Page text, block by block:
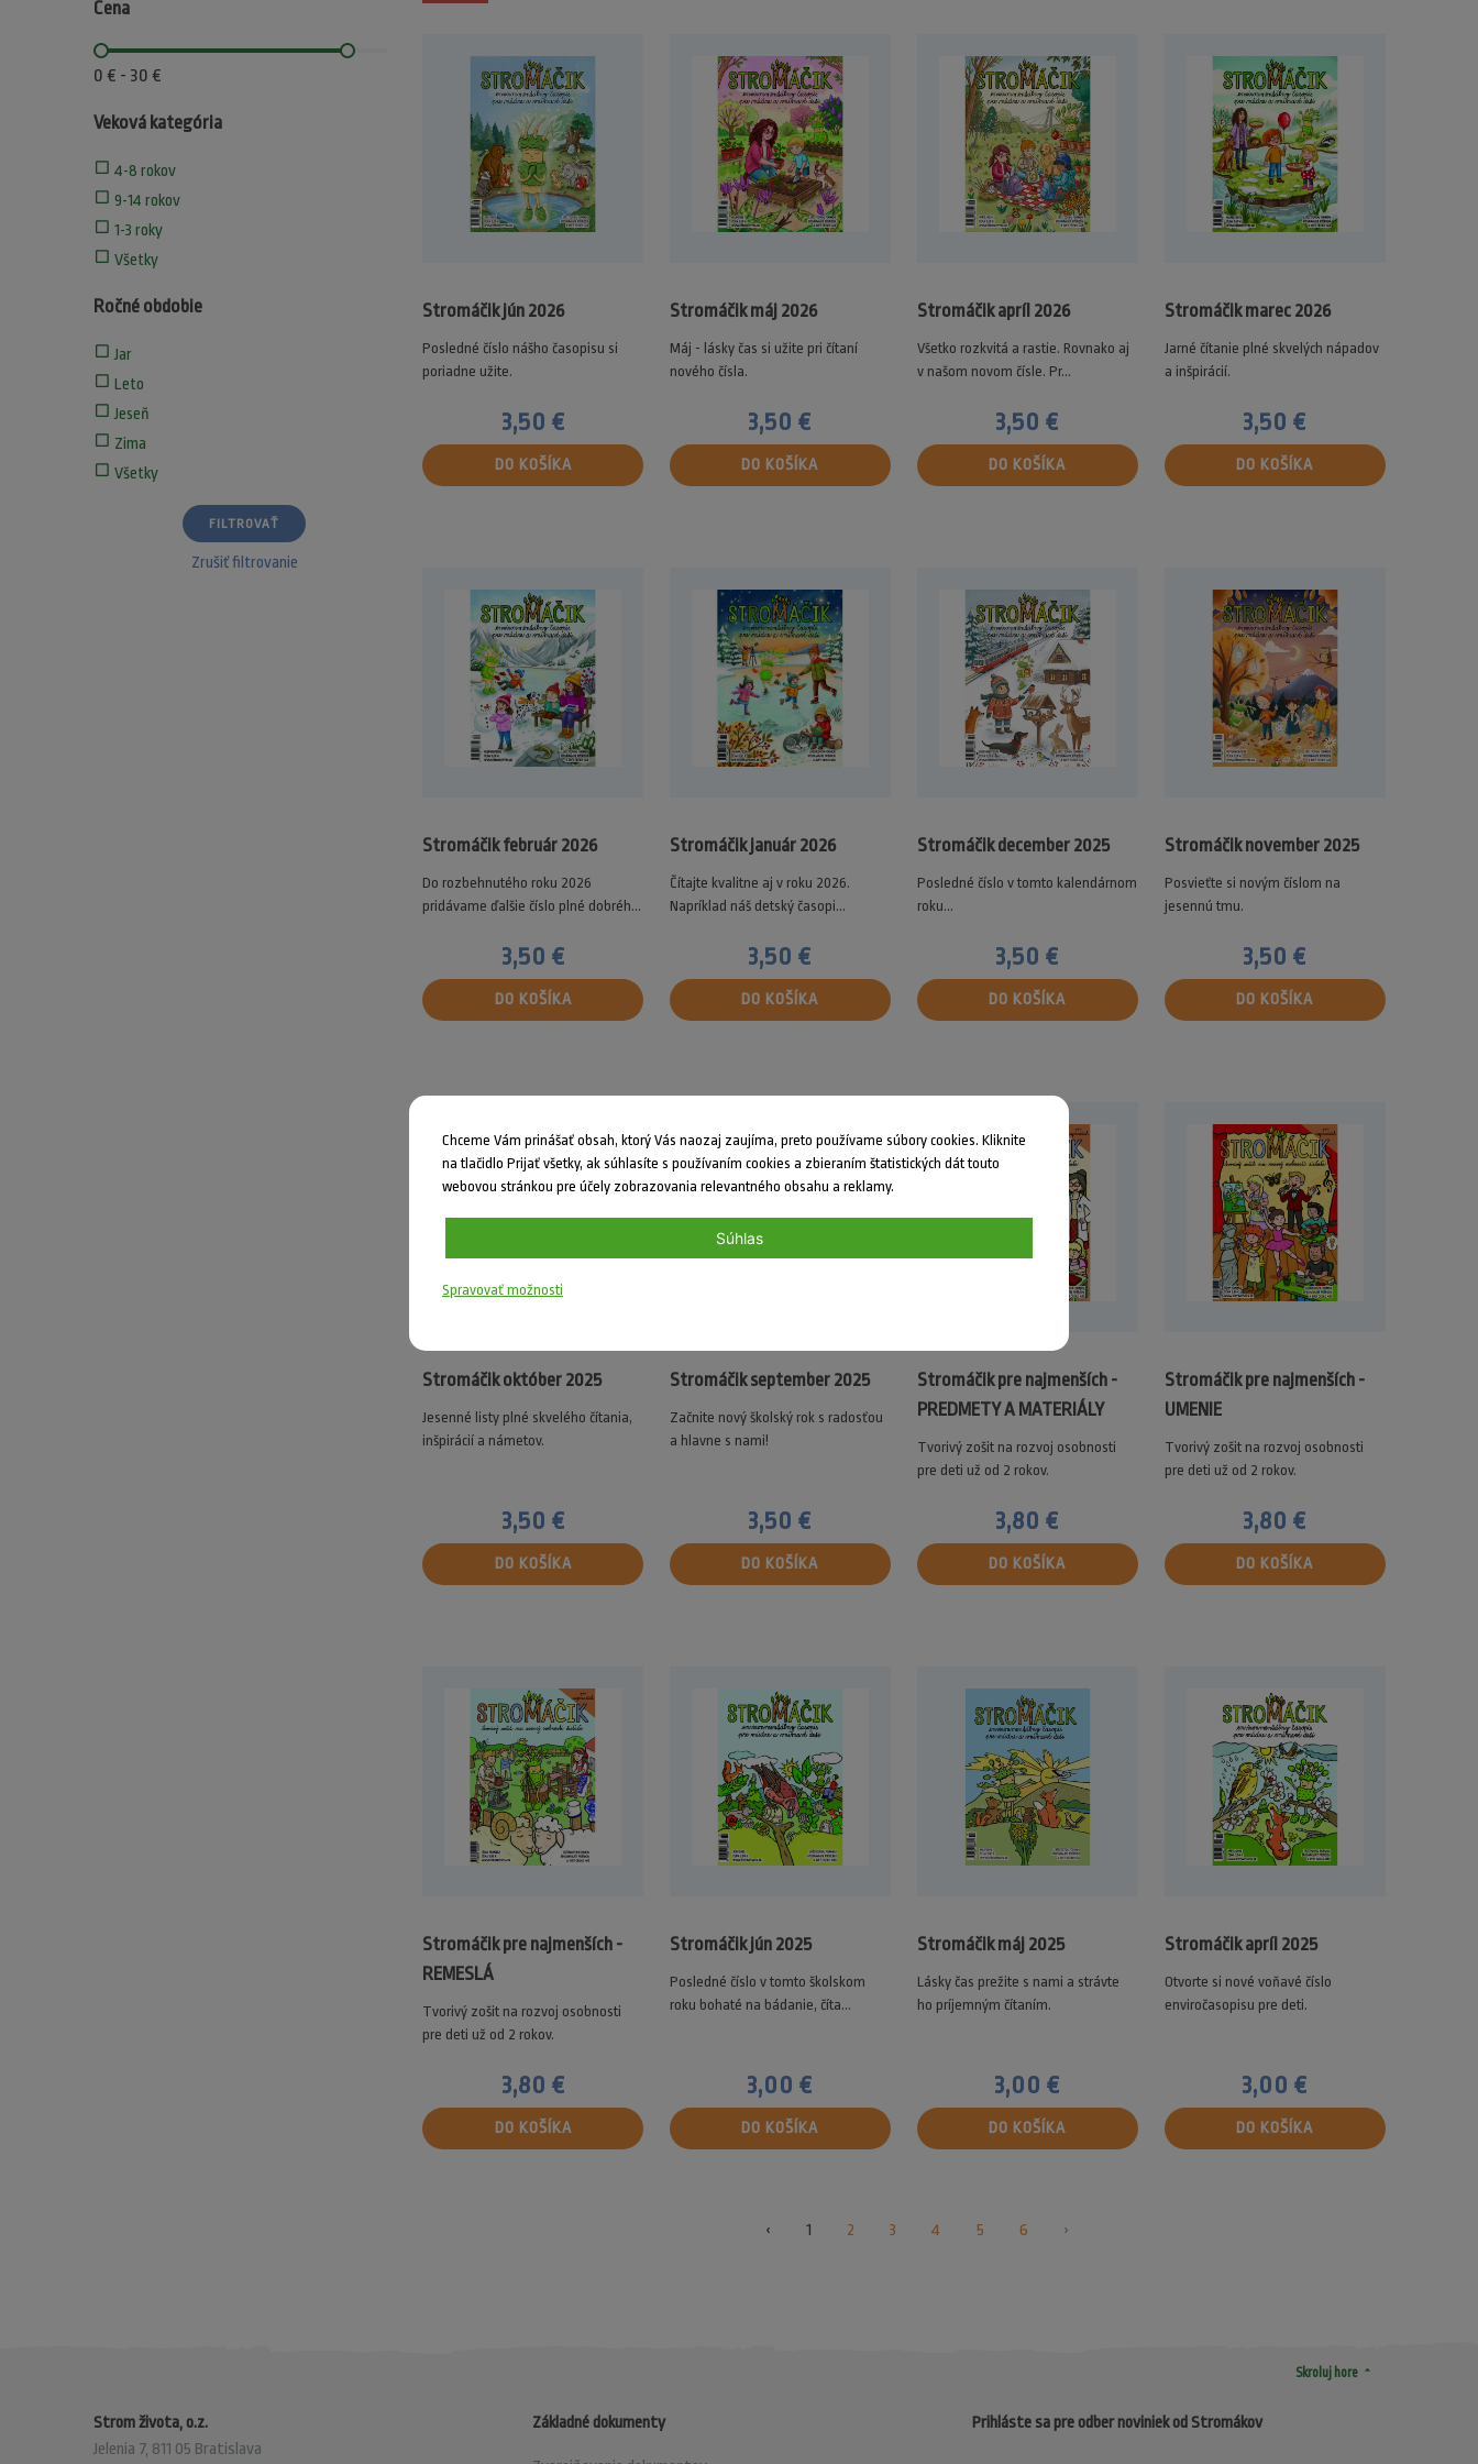
Cena
0 € - 30 €
Veková kategória
check_box_outline_blank 4-8 rokov
check_box_outline_blank 9-14 rokov
check_box_outline_blank 1-3 roky
check_box_outline_blank Všetky
Ročné obdobie
check_box_outline_blank Jar
check_box_outline_blank Leto
check_box_outline_blank Jeseň
check_box_outline_blank Zima
check_box_outline_blank Všetky
FILTROVAŤ
Zrušiť filtrovanie
Stromáčik jún 2026
Posledné číslo nášho časopisu si
poriadne užite.
3,50 €
DO KOŠÍKA
Stromáčik máj 2026
Máj - lásky čas si užite pri čítaní
nového čísla.
3,50 €
DO KOŠÍKA
Stromáčik apríl 2026
Všetko rozkvitá a rastie. Rovnako aj
v našom novom čísle. Pr...
3,50 €
DO KOŠÍKA
Stromáčik marec 2026
Jarné čítanie plné skvelých nápadov
a inšpirácií.
3,50 €
DO KOŠÍKA
Stromáčik február 2026
Do rozbehnutého roku 2026
pridávame ďalšie číslo plné dobréh...
3,50 €
DO KOŠÍKA
Stromáčik január 2026
Čítajte kvalitne aj v roku 2026.
Napríklad náš detský časopi...
3,50 €
DO KOŠÍKA
Stromáčik december 2025
Posledné číslo v tomto kalendárnom
roku...
3,50 €
DO KOŠÍKA
Stromáčik november 2025
Posvieťte si novým číslom na
jesennú tmu.
3,50 €
DO KOŠÍKA
Stromáčik október 2025
Jesenné listy plné skvelého čítania,
inšpirácií a námetov.
3,50 €
DO KOŠÍKA
Stromáčik september 2025
Začnite nový školský rok s radosťou
a hlavne s nami!
3,50 €
DO KOŠÍKA
Stromáčik pre najmenších -
PREDMETY A MATERIÁLY
Tvorivý zošit na rozvoj osobnosti
pre deti už od 2 rokov.
3,80 €
DO KOŠÍKA
Stromáčik pre najmenších -
UMENIE
Tvorivý zošit na rozvoj osobnosti
pre deti už od 2 rokov.
3,80 €
DO KOŠÍKA
Stromáčik pre najmenších -
REMESLÁ
Tvorivý zošit na rozvoj osobnosti
pre deti už od 2 rokov.
3,80 €
DO KOŠÍKA
Stromáčik jún 2025
Posledné číslo v tomto školskom
roku bohaté na bádanie, číta...
3,00 €
DO KOŠÍKA
Stromáčik máj 2025
Lásky čas prežite s nami a strávte
ho príjemným čítaním.
3,00 €
DO KOŠÍKA
Stromáčik apríl 2025
Otvorte si nové voňavé číslo
enviročasopisu pre deti.
3,00 €
DO KOŠÍKA
‹ 1 2 3 4 5 6 ›
Skroluj hore arrow_drop_up
Strom života, o.z.
Jelenia 7, 811 05 Bratislava
Základné dokumenty Prihláste sa pre odber noviniek od Stromákov
Chceme Vám prinášať obsah, ktorý Vás naozaj zaujíma, preto používame súbory cookies. Kliknite
na tlačidlo Prijať všetky, ak súhlasíte s používaním cookies a zbieraním štatistických dát touto
webovou stránkou pre účely zobrazovania relevantného obsahu a reklamy.
Súhlas
Spravovať možnosti